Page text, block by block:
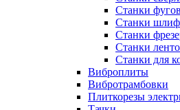
Станки
Станки
Станки
Станки
Станки для
Виброплиты
Вибротрамбовки
Плиткорезы